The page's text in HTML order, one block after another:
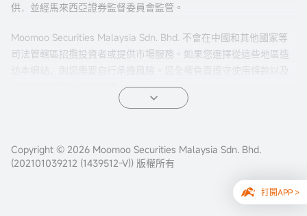
打開APP >
供，並經馬來西亞證券監督委員會監管。
Moomoo Securities Malaysia Sdn. Bhd. 不會在中國和其他國家等
司法管轄區招攬投資者或提供市場服務。如果您選擇從這些地區造
任何適用的當地法律法規。
Copyright © 2026 Moomoo Securities Malaysia Sdn. Bhd.
(202101039212 (1439512-V)) 版權所有